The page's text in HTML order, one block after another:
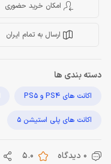
امکان خرید حضوری
ارسال به تمام ایران
دسته بندی ها
اکانت های PS4 و PS5
اکانت های پلی استیشن 5
0 دیدگاه 5.0